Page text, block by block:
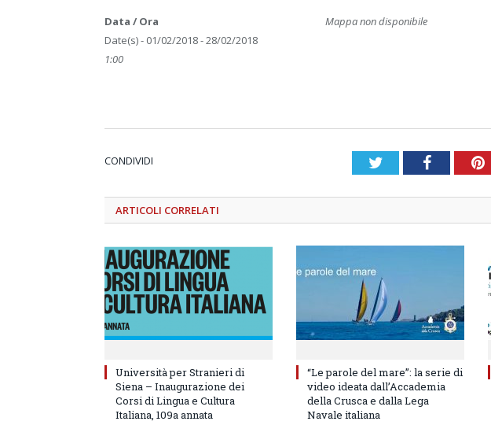
Mappa non disponibile
Data / Ora
Date(s) - 01/02/2018 - 28/02/2018
1:00
CONDIVIDI TwitterFacebook
ARTICOLI CORRELATI
Università per Stranieri di
Siena – Inaugurazione dei
Corsi di Lingua e Cultura
Italiana, 109a annata
“Le parole del mare”: la serie di
video ideata dall’Accademia
della Crusca e dalla Lega
Navale italiana